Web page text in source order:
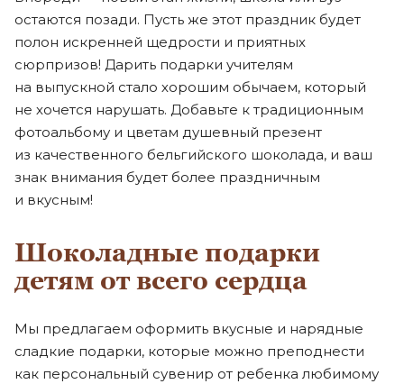
остаются позади. Пусть же этот праздник будет
полон искренней щедрости и приятных
сюрпризов! Дарить подарки учителям
на выпускной стало хорошим обычаем, который
не хочется нарушать. Добавьте к традиционным
фотоальбому и цветам душевный презент
из качественного бельгийского шоколада, и ваш
знак внимания будет более праздничным
и вкусным!
Шоколадные подарки
детям от всего сердца
Мы предлагаем оформить вкусные и нарядные
сладкие подарки, которые можно преподнести
как персональный сувенир от ребенка любимому